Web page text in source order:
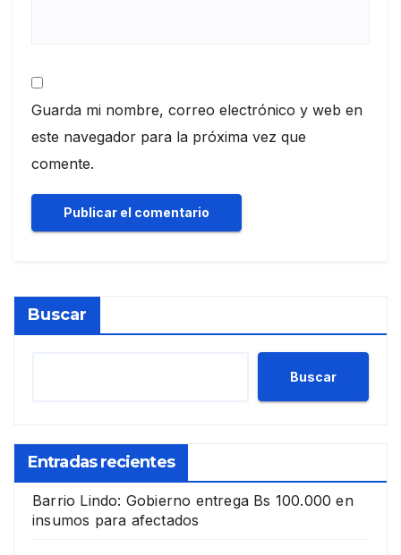
Guarda mi nombre, correo electrónico y web en
este navegador para la próxima vez que
comente.
Buscar
Buscar
Entradas recientes
Barrio Lindo: Gobierno entrega Bs 100.000 en
insumos para afectados